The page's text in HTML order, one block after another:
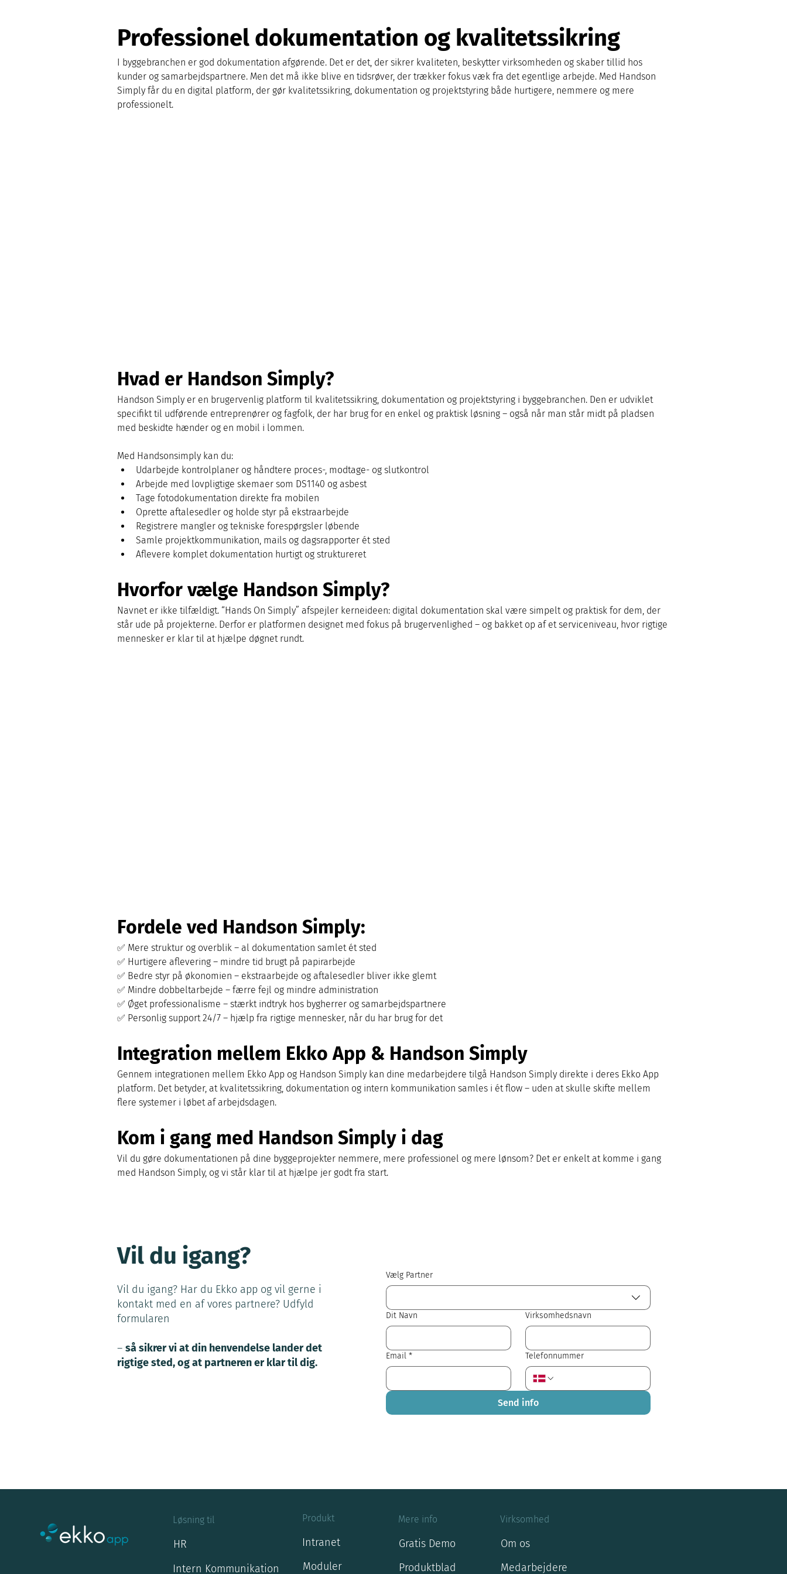
Professionel dokumentation og kvalitetssikring
I byggebranchen er god dokumentation afgørende. Det er det, der sikrer kvaliteten, beskytter virksomheden og skaber tillid hos
kunder og samarbejdspartnere. Men det må ikke blive en tidsrøver, der trækker fokus væk fra det egentlige arbejde. Med Handson
Simply får du en digital platform, der gør kvalitetssikring, dokumentation og projektstyring både hurtigere, nemmere og mere
professionelt.
Hvad er Handson Simply?
Handson Simply er en brugervenlig platform til kvalitetssikring, dokumentation og projektstyring i byggebranchen. Den er udviklet
specifikt til udførende entreprenører og fagfolk, der har brug for en enkel og praktisk løsning – også når man står midt på pladsen
med beskidte hænder og en mobil i lommen.
Med Handsonsimply kan du:
Udarbejde kontrolplaner og håndtere proces-, modtage- og slutkontrol
Arbejde med lovpligtige skemaer som DS1140 og asbest
Tage fotodokumentation direkte fra mobilen
Oprette aftalesedler og holde styr på ekstraarbejde
Registrere mangler og tekniske forespørgsler løbende
Samle projektkommunikation, mails og dagsrapporter ét sted
Aflevere komplet dokumentation hurtigt og struktureret
Hvorfor vælge Handson Simply?
Navnet er ikke tilfældigt. “Hands On Simply” afspejler kerneideen: digital dokumentation skal være simpelt og praktisk for dem, der
står ude på projekterne. Derfor er platformen designet med fokus på brugervenlighed – og bakket op af et serviceniveau, hvor rigtige
mennesker er klar til at hjælpe døgnet rundt.
Fordele ved Handson Simply:
✅ Mere struktur og overblik – al dokumentation samlet ét sted
✅ Hurtigere aflevering – mindre tid brugt på papirarbejde
✅ Bedre styr på økonomien – ekstraarbejde og aftalesedler bliver ikke glemt
✅ Mindre dobbeltarbejde – færre fejl og mindre administration
✅ Øget professionalisme – stærkt indtryk hos bygherrer og samarbejdspartnere
✅ Personlig support 24/7 – hjælp fra rigtige mennesker, når du har brug for det
Integration mellem Ekko App & Handson Simply
Gennem integrationen mellem Ekko App og Handson Simply kan dine medarbejdere tilgå Handson Simply direkte i deres Ekko App
platform. Det betyder, at kvalitetssikring, dokumentation og intern kommunikation samles i ét flow – uden at skulle skifte mellem
flere systemer i løbet af arbejdsdagen.
Kom i gang med Handson Simply i dag
Vil du gøre dokumentationen på dine byggeprojekter nemmere, mere professionel og mere lønsom? Det er enkelt at komme i gang
med Handson Simply, og vi står klar til at hjælpe jer godt fra start.
Vil du igang?
Vil du igang? Har du Ekko app og vil gerne i
kontakt med en af vores partnere? Udfyld
formularen
– så sikrer vi at din henvendelse lander det
rigtige sted, og at partneren er klar til dig.
Vælg Partner
Dit Navn Virksomhedsnavn
Email * Telefonnummer
Send info
Løsning til
HR
Intern Kommunikation
Produkt
Intranet
Moduler
Mere info
Gratis Demo
Produktblad
Virksomhed
Om os
Medarbejdere